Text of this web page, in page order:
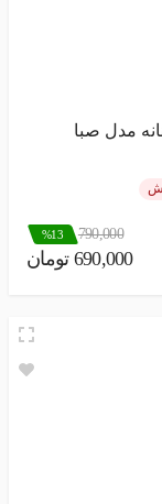
مدل صبا
790,000
%13
690,000 تومان